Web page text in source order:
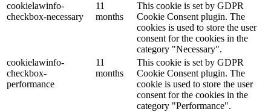
cookielawinfo-
checkbox-necessary
11
months
This cookie is set by GDPR
Cookie Consent plugin. The
cookies is used to store the user
consent for the cookies in the
category "Necessary".
cookielawinfo-
checkbox-
performance
11
months
This cookie is set by GDPR
Cookie Consent plugin. The
cookie is used to store the user
consent for the cookies in the
category "Performance".